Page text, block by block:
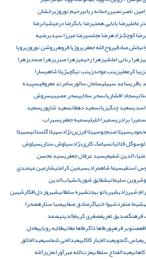
ناصرنصیررحمانه ربانیرحیم نوروزیرخشان
رضا بابایی همتیرضا بابکرضا درمیشیانرضا
رضا کوچک‌زادهرضا مجلسیرضا میرزا سیدیرضیه
صادقیروح‌الله جعفریروژیا فروهرروشن نوروزیرویا
زهرا ربانی املشیزهرا رحیمیزهرا صبریزهرا صمدیزهرا
زیبا کرمعلیزینب موحدزینب نیکچهژیلا شاهیسارا
باقریساعد سهیلیسامان سالورسامرند معروفیسپیده
سجاد افشاریانسحر سخاییسحر مصیبیسروش
سعید چنگیزیانسعید دهقانسعید شاپوریسعید
سمیرا برادریسمیرا خلیلیسمیه جعفریسهراب
سهیلا صنم‌نوسهیلا فرزین‌نژادسهیلا گلستانیسهیلا
سوگل قلاتیانسیامک کاری‌نژادسیاوش ستاریسیاوش
شفیعیسید عرفان جعفریسید محسن
اسنقیسیما شاهمرادیسیمین کرامتیشارمین میمندی
شروین سلیمانیشقایق شوریانشهاب‌الدین
شیرزادیشهربانو بهجتشهره سلطانیشهروز دل‌افکارشهین
شیما منفردشیوا خنیاگرصادق صفاییصبا ستارهصحرا
صدیق تعریفصغری کریم‌الدینیصمد
صنوبر فرهپورطا‌ها ذاکرطا‌ها مغانیطلایه رویاییعادل
عباس گنجویعبدالجبار کاکاییعبدالحی شماسیعبدالخالق
عبدالفتاح سلطانیعزت‌الله مهرآورانعزیزالله